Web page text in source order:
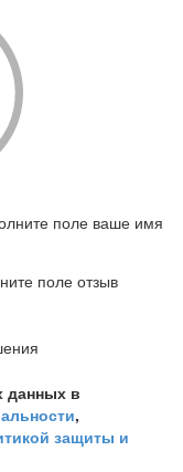
поле ваше имя
поле отзыв
данных в
,
защиты и